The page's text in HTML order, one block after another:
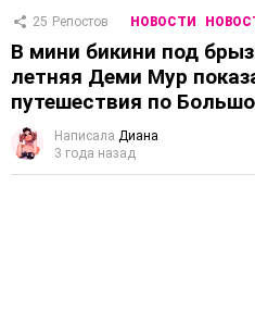
25 Репостов НОВОСТИ
В мини бикини под
летняя Деми Мур
путешествия по
Написала Диана
3 года назад